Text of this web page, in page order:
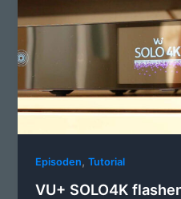
Episoden,Tutorial
VU+ SOLO4K